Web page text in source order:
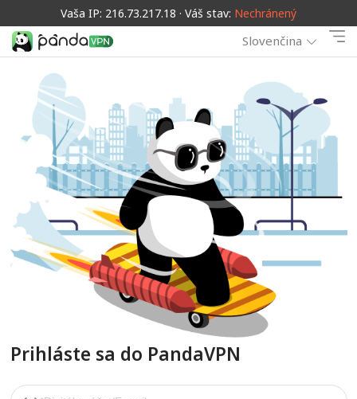
Vaša IP: 216.73.217.18 · Váš stav: Nechránený
Slovenčina
Prihláste sa do PandaVPN